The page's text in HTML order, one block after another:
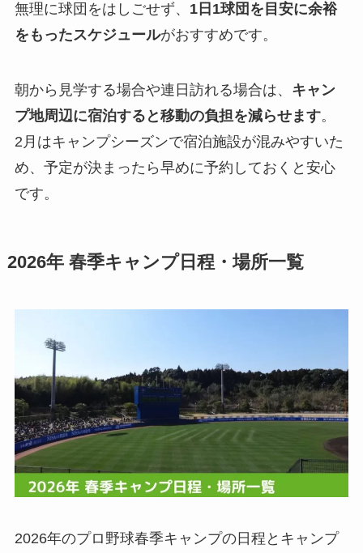
無理に球団をはしごせず、 1日1球団を目安に余裕
をもったスケジュールがおすすめです。
朝から見学する場合や連日訪れる場合は、 キャン
プ地周辺に宿泊すると移動の負担を減らせます。
2月はキャンプシーズンで宿泊施設が混みやすいた
め、予定が決まったら早めに予約しておくと安心
です。
2026年 春季キャンプ日程・場所一覧
2026年のプロ野球春季キャンプの日程とキャンプ